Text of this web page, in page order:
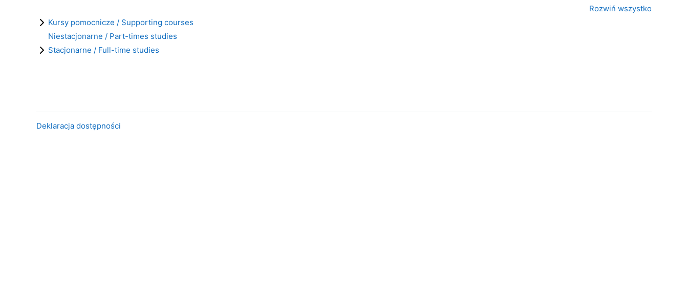
Rozwiń wszystko
Kursy pomocnicze / Supporting courses
Niestacjonarne / Part-times studies
Stacjonarne / Full-time studies
Deklaracja dostępności